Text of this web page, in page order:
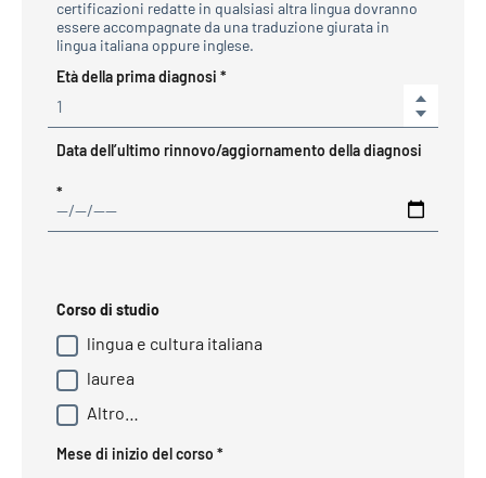
certificazioni redatte in qualsiasi altra lingua dovranno
essere accompagnate da una traduzione giurata in
lingua italiana oppure inglese.
Età della prima diagnosi *
Data dell’ultimo rinnovo/aggiornamento della diagnosi
*
Corso di studio
lingua e cultura italiana
laurea
Altro…
Mese di inizio del corso *